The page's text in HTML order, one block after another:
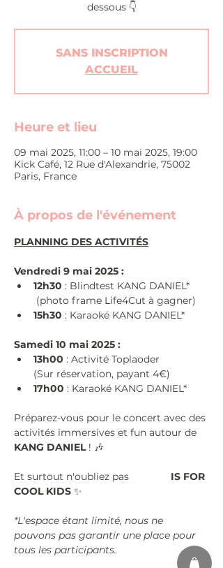
dessous 👇
SANS INSCRIPTION
ACCUEIL
Heure et lieu
09 mai 2025, 11:00 – 10 mai 2025, 19:00
Kick Café, 12 Rue d'Alexandrie, 75002
Paris, France
À propos de l'événement
PLANNING DES ACTIVITÉS
Vendredi 9 mai 2025 :
12h30 : Blindtest KANG DANIEL*
(photo frame Life4Cut à gagner)
15h30 : Karaoké KANG DANIEL*
Samedi 10 mai 2025 :
13h00 : Activité Toplaoder
(Sur réservation, payant 4€)
17h00 : Karaoké KANG DANIEL*
Préparez-vous pour le concert avec des
activités immersives et fun autour de
KANG DANIEL ! 🎶
Et surtout n'oubliez pas
IS FOR
COOL KIDS ✨
*L'espace étant limité, nous ne
pouvons pas garantir une place pour
tous les participants.